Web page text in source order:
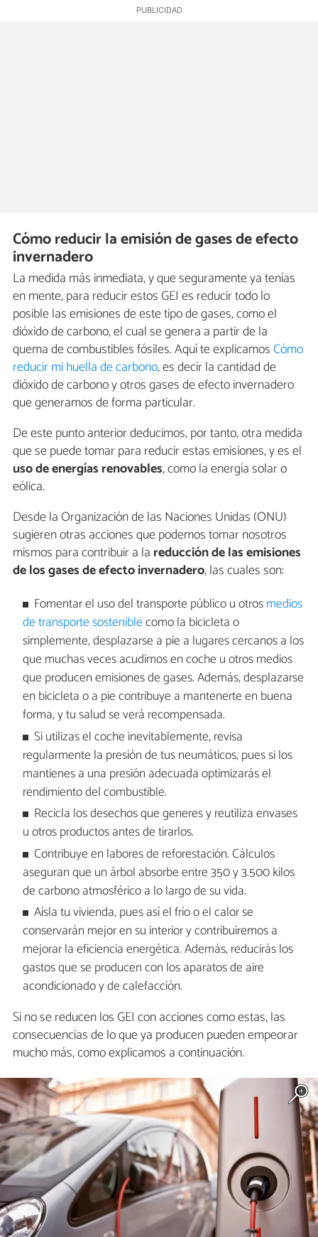
Cómo reducir la emisión de gases de efecto
invernadero
La medida más inmediata, y que seguramente ya tenías
en mente, para reducir estos GEI es reducir todo lo
posible las emisiones de este tipo de gases, como el
dióxido de carbono, el cual se genera a partir de la
quema de combustibles fósiles. Aquí te explicamosCómo
reducir mi huella de carbono, es decir la cantidad de
dióxido de carbono y otros gases de efecto invernadero
que generamos de forma particular.
De este punto anterior deducimos, por tanto, otra medida
que se puede tomar para reducir estas emisiones, y es el
uso de energías renovables, como la energía solar o
eólica.
Desde la Organización de las Naciones Unidas (ONU)
sugieren otras acciones que podemos tomar nosotros
mismos para contribuir a la reducción de las emisiones
de los gases de efecto invernadero, las cuales son:
Fomentar el uso del transporte público u otrosmedios
de transporte sosteniblecomo la bicicleta o
simplemente, desplazarse a pie a lugares cercanos a los
que muchas veces acudimos en coche u otros medios
que producen emisiones de gases. Además, desplazarse
en bicicleta o a pie contribuye a mantenerte en buena
forma, y tu salud se verá recompensada.
Si utilizas el coche inevitablemente, revisa
regularmente la presión de tus neumáticos, pues si los
mantienes a una presión adecuada optimizarás el
rendimiento del combustible.
Recicla los desechos que generes y reutiliza envases
u otros productos antes de tirarlos.
Contribuye en labores de reforestación. Cálculos
aseguran que un árbol absorbe entre 350 y 3.500 kilos
de carbono atmosférico a lo largo de su vida.
Aísla tu vivienda, pues así el frío o el calor se
conservarán mejor en su interior y contribuiremos a
mejorar la eficiencia energética. Además, reducirás los
gastos que se producen con los aparatos de aire
acondicionado y de calefacción.
Si no se reducen los GEI con acciones como estas, las
consecuencias de lo que ya producen pueden empeorar
mucho más, como explicamos a continuación.